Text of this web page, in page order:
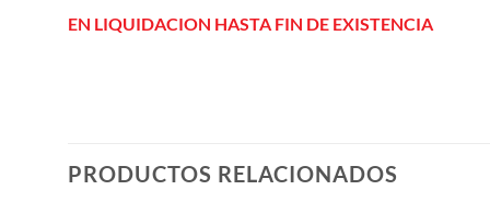
EN LIQUIDACION HASTA FIN DE EXISTENCIA
PRODUCTOS RELACIONADOS